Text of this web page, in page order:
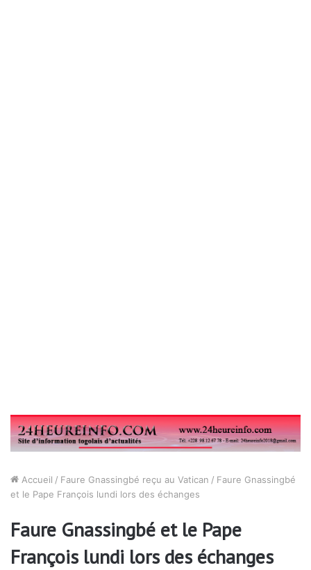
Accueil / Faure Gnassingbé reçu au Vatican / Faure Gnassingbé
et le Pape François lundi lors des échanges
Faure Gnassingbé et le Pape
François lundi lors des échanges